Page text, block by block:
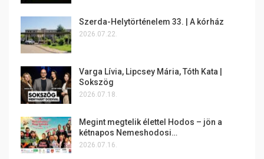
Szerda-Helytörténelem 33. | A kórház
2026.07.22.
Varga Lívia, Lipcsey Mária, Tóth Kata |
Sokszög
2026.07.18.
Megint megtelik élettel Hodos – jön a
kétnapos Nemeshodosi…
2026.07.16.